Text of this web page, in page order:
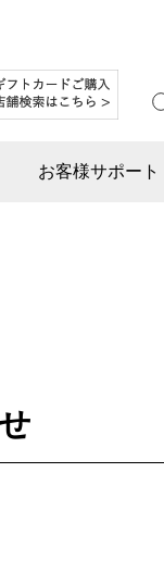
お客様サポート